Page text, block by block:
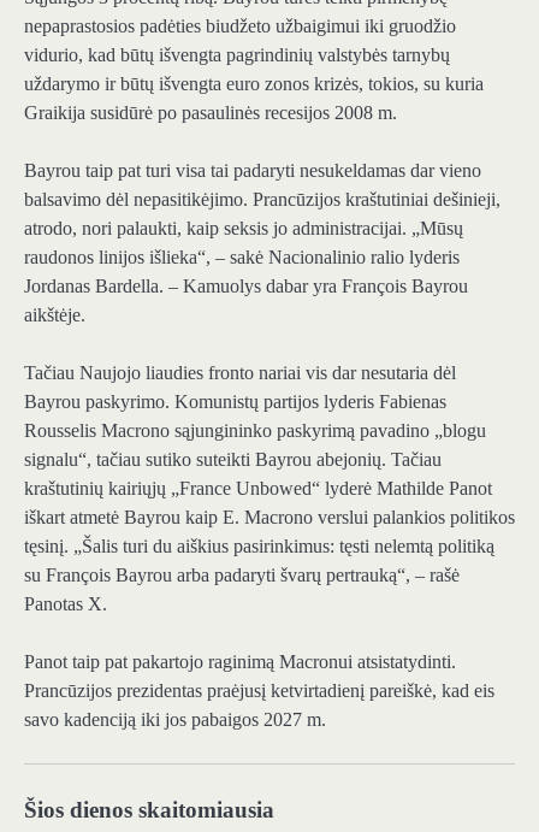
nepaprastosios padėties biudžeto užbaigimui iki gruodžio
vidurio, kad būtų išvengta pagrindinių valstybės tarnybų
uždarymo ir būtų išvengta euro zonos krizės, tokios, su kuria
Graikija susidūrė po pasaulinės recesijos 2008 m.
Bayrou taip pat turi visa tai padaryti nesukeldamas dar vieno
balsavimo dėl nepasitikėjimo. Prancūzijos kraštutiniai dešinieji,
atrodo, nori palaukti, kaip seksis jo administracijai. „Mūsų
raudonos linijos išlieka“, – sakė Nacionalinio ralio lyderis
Jordanas Bardella. – Kamuolys dabar yra François Bayrou
aikštėje.
Tačiau Naujojo liaudies fronto nariai vis dar nesutaria dėl
Bayrou paskyrimo. Komunistų partijos lyderis Fabienas
Rousselis Macrono sąjungininko paskyrimą pavadino „blogu
signalu“, tačiau sutiko suteikti Bayrou abejonių. Tačiau
kraštutinių kairiųjų „France Unbowed“ lyderė Mathilde Panot
iškart atmetė Bayrou kaip E. Macrono verslui palankios politikos
tęsinį. „Šalis turi du aiškius pasirinkimus: tęsti nelemtą politiką
su François Bayrou arba padaryti švarų pertrauką“, – rašė
Panotas X.
Panot taip pat pakartojo raginimą Macronui atsistatydinti.
Prancūzijos prezidentas praėjusį ketvirtadienį pareiškė, kad eis
savo kadenciją iki jos pabaigos 2027 m.
Šios dienos skaitomiausia